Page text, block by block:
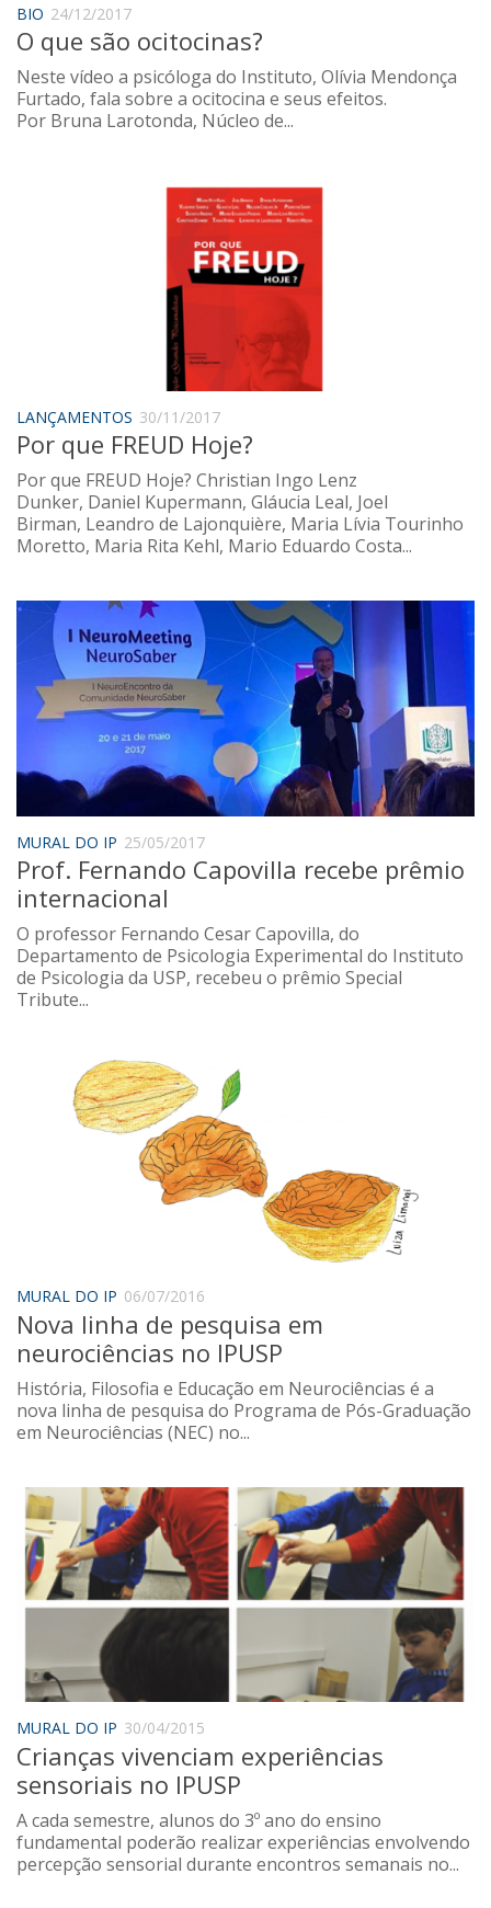
BIO 24/12/2017
O que são ocitocinas?
Neste vídeo a psicóloga do Instituto, Olívia Mendonça
Furtado, fala sobre a ocitocina e seus efeitos.
Por Bruna Larotonda, Núcleo de...
LANÇAMENTOS 30/11/2017
Por que FREUD Hoje?
Por que FREUD Hoje? Christian Ingo Lenz
Dunker, Daniel Kupermann, Gláucia Leal, Joel
Birman, Leandro de Lajonquière, Maria Lívia Tourinho
Moretto, Maria Rita Kehl, Mario Eduardo Costa...
MURAL DO IP 25/05/2017
Prof. Fernando Capovilla recebe prêmio
internacional
O professor Fernando Cesar Capovilla, do
Departamento de Psicologia Experimental do Instituto
de Psicologia da USP, recebeu o prêmio Special
Tribute...
MURAL DO IP 06/07/2016
Nova linha de pesquisa em
neurociências no IPUSP
História, Filosofia e Educação em Neurociências é a
nova linha de pesquisa do Programa de Pós-Graduação
em Neurociências (NEC) no...
MURAL DO IP 30/04/2015
Crianças vivenciam experiências
sensoriais no IPUSP
A cada semestre, alunos do 3º ano do ensino
fundamental poderão realizar experiências envolvendo
percepção sensorial durante encontros semanais no...